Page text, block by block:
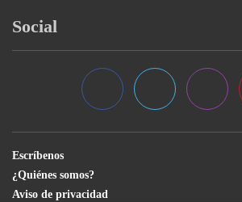
Social
Escríbenos
¿Quiénes somos?
Aviso de privacidad